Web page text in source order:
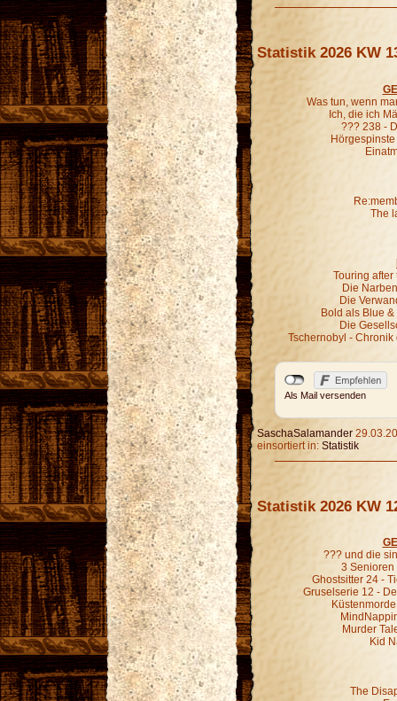
Statistik 2026 KW
Was tun, wenn
Ich, die ich
??? 238 -
The
Touring after
Die
Die
Bold als Blue
Die
Tschernobyl -
Als Mail versenden
SaschaSalamander
einsortiert in: Statistik
Statistik 2026 KW
??? und die
3 Senioren
Ghostsitter 24 -
Gruselserie 12 -
Murder
Kid
The